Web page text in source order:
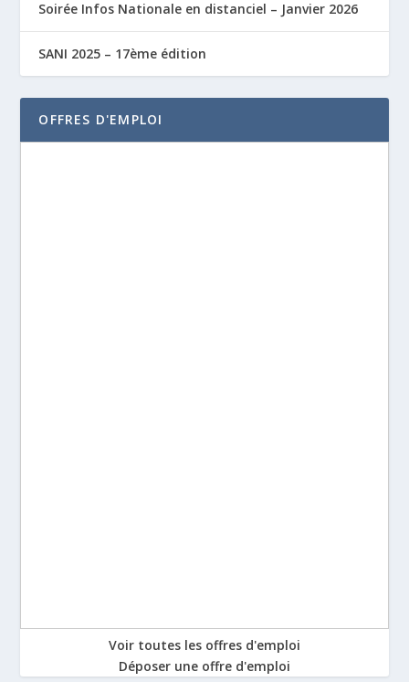
Soirée Infos Nationale en distanciel – Janvier 2026
SANI 2025 – 17ème édition
OFFRES D'EMPLOI
Voir toutes les offres d'emploi
Déposer une offre d'emploi